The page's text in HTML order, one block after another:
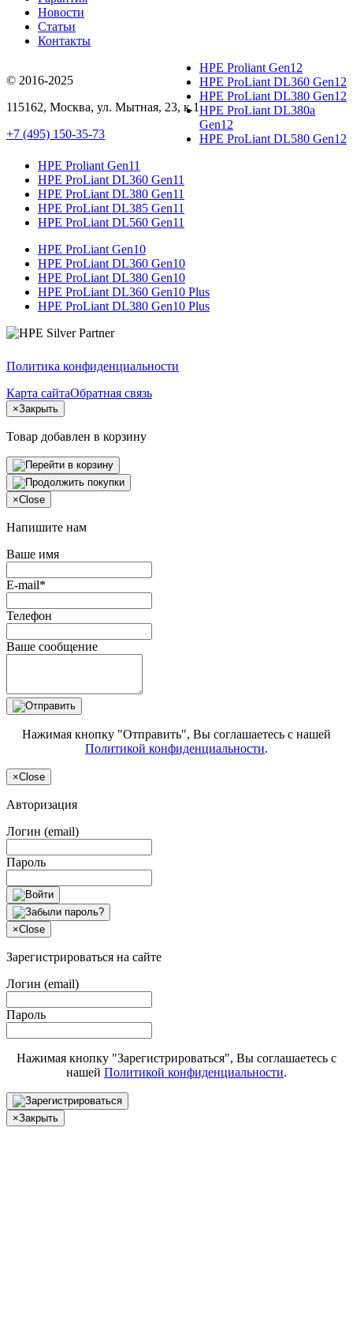
Новости
Статьи
Контакты
© 2016-2025
115162, Москва, ул. Мытная, 23, к.1
+7 (495) 150-35-73
HPE Proliant Gen12
HPE ProLiant DL360 Gen12
HPE ProLiant DL380 Gen12
HPE ProLiant DL380a
Gen12
HPE ProLiant DL580 Gen12
HPE Proliant Gen11
HPE ProLiant DL360 Gen11
HPE ProLiant DL380 Gen11
HPE ProLiant DL385 Gen11
HPE ProLiant DL560 Gen11
HPE ProLiant Gen10
HPE ProLiant DL360 Gen10
HPE ProLiant DL380 Gen10
HPE ProLiant DL360 Gen10 Plus
HPE ProLiant DL380 Gen10 Plus
Политика конфиденциальности
Карта сайтаОбратная связь
×Закрыть
Товар добавлен в корзину
×Close
Напишите нам
Ваше имя
E-mail*
Телефон
Ваше сообщение
Нажимая кнопку "Отправить", Вы соглашаетесь с нашей
Политикой конфиденциальности.
×Close
Авторизация
Логин (email)
Пароль
×Close
Зарегистрироваться на сайте
Логин (email)
Пароль
Нажимая кнопку "Зарегистрироваться", Вы соглашаетесь с
нашей Политикой конфиденциальности.
×Закрыть